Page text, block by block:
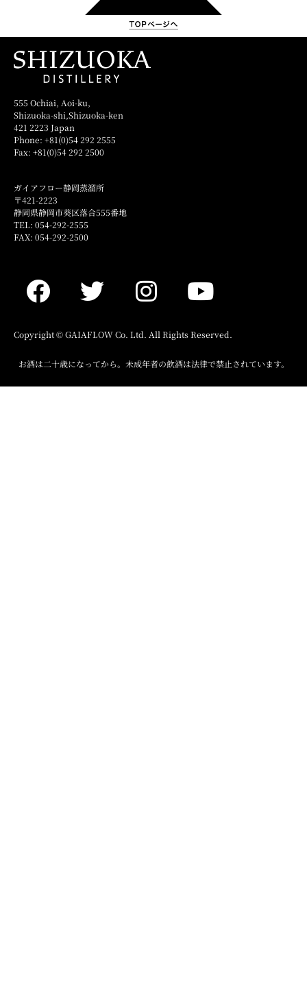
555 Ochiai, Aoi-ku,
Shizuoka-shi,Shizuoka-ken
421 2223 Japan
Phone: +81(0)54 292 2555
Fax: +81(0)54 292 2500
ガイアフロー静岡蒸溜所
〒421-2223
静岡県静岡市葵区落合555番地
TEL: 054-292-2555
FAX: 054-292-2500
Copyright © GAIAFLOW Co. Ltd. All Rights Reserved.
お酒は二十歳になってから。未成年者の飲酒は法律で禁止されています。